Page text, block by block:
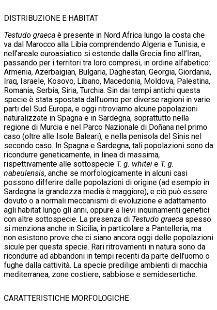
DISTRIBUZIONE E HABITAT
Testudo graeca è presente in Nord Africa lungo la costa che
va dal Marocco alla Libia comprendendo Algeria e Tunisia, e
nell’areale euroasiatico si estende dalla Grecia fino all’Iran,
passando per i territori tra loro compresi, in ordine alfabetico:
Armenia, Azerbaigian, Bulgaria, Daghestan, Georgia, Giordania,
Iraq, Israele, Kosovo, Libano, Macedonia, Moldova, Palestina,
Romania, Serbia, Siria, Turchia. Sin dai tempi antichi questa
specie è stata spostata dall’uomo per diverse ragioni in varie
parti del Sud Europa, e oggi ritroviamo alcune popolazioni
naturalizzate in Spagna e in Sardegna, soprattutto nella
regione di Murcia e nel Parco Nazionale di Doñana nel primo
caso (oltre alle Isole Baleari), e nella penisola del Sinis nel
secondo caso. In Spagna e Sardegna, tali popolazioni sono da
ricondurre geneticamente, in linea di massima,
rispettivamente alle sottospecie T. g. whitei e T. g.
nabeulensis, anche se morfologicamente in alcuni casi
possono differire dalle popolazioni di origine (ad esempio in
Sardegna la grandezza media è maggiore), e ciò può essere
dovuto o a normali meccanismi di evoluzione e adattamento
agli habitat lungo gli anni, oppure a lievi inquinamenti genetici
con altre sottospecie. La presenza di Testudo graeca spesso
si menziona anche in Sicilia, in particolare a Pantelleria, ma
non esistono prove che ci siano ancora oggi delle popolazioni
sicule per questa specie. Rari ritrovamenti in natura sono da
ricondurre ad abbandoni in tempi recenti da parte dell’uomo o
fughe dalla cattività. La specie predilige ambienti di macchia
mediterranea, zone costiere, sabbiose e semidesertiche.
CARATTERISTICHE MORFOLOGICHE